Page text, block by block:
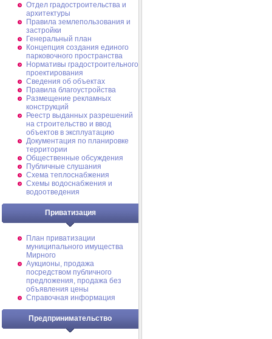
Отдел градостроительства и
архитектуры
Правила землепользования и
застройки
Генеральный план
Концепция создания единого
парковочного пространства
Нормативы градостроительного
проектирования
Сведения об объектах
Правила благоустройства
Размещение рекламных
конструкций
Реестр выданных разрешений
на строительство и ввод
объектов в эксплуатацию
Документация по планировке
территории
Общественные обсуждения
Публичные слушания
Схема теплоснабжения
Схемы водоснабжения и
водоотведения
Приватизация
План приватизации
муниципального имущества
Мирного
Аукционы, продажа
посредством публичного
предложения, продажа без
объявления цены
Справочная информация
Предпринимательство